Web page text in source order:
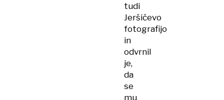
tudi
Jeršičevo
fotografijo
in
odvrnil
je,
da
se
mu